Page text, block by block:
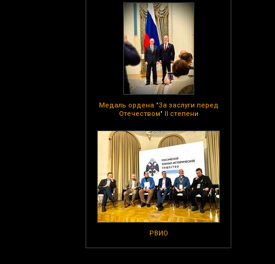
Медаль ордена "За заслуги перед
Отечеством" II степени
РВИО